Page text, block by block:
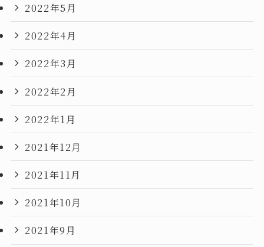
2022年5月
2022年4月
2022年3月
2022年2月
2022年1月
2021年12月
2021年11月
2021年10月
2021年9月